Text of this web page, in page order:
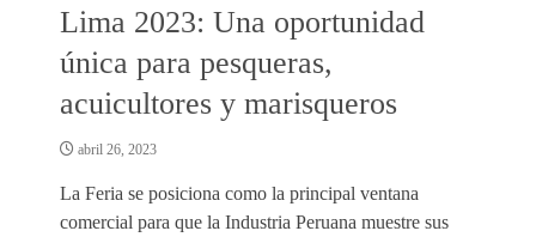
Lima 2023: Una oportunidad
única para pesqueras,
acuicultores y marisqueros
abril 26, 2023
La Feria se posiciona como la principal ventana
comercial para que la Industria Peruana muestre sus